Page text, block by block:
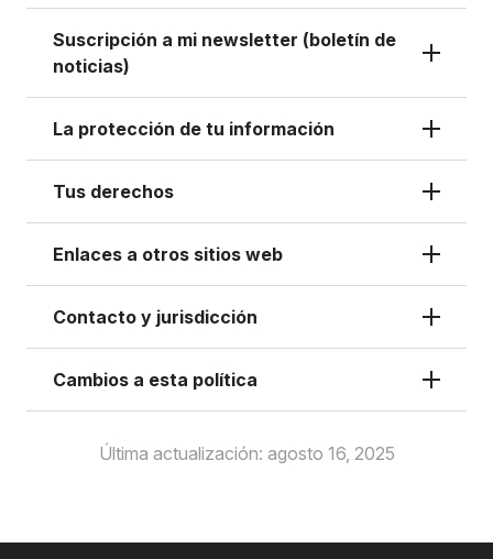
Suscripción a mi newsletter (boletín de
noticias)
La protección de tu información
Tus derechos
Enlaces a otros sitios web
Contacto y jurisdicción
Cambios a esta política
Última actualización: agosto 16, 2025